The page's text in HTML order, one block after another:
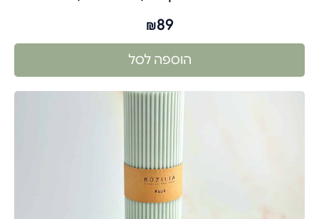
₪89
הוספה לסל